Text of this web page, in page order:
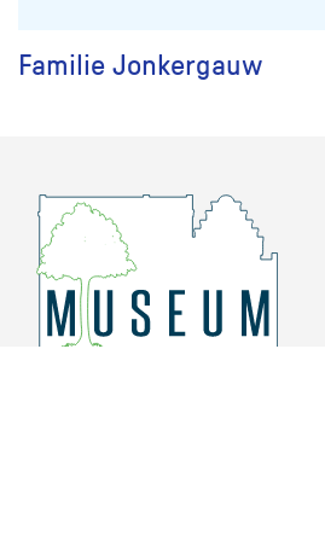
Familie Jonkergauw